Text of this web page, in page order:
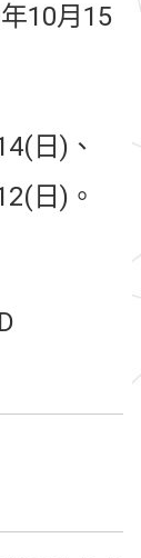
10月15
日)、
日)。